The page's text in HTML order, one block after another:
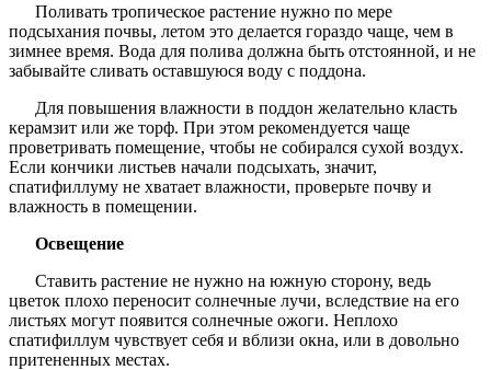
Поливать тропическое растение нужно по мере
подсыхания почвы, летом это делается гораздо чаще, чем в
зимнее время. Вода для полива должна быть отстоянной, и не
забывайте сливать оставшуюся воду с поддона.
Для повышения влажности в поддон желательно класть
керамзит или же торф. При этом рекомендуется чаще
проветривать помещение, чтобы не собирался сухой воздух.
Если кончики листьев начали подсыхать, значит,
спатифиллуму не хватает влажности, проверьте почву и
влажность в помещении.
Освещение
Ставить растение не нужно на южную сторону, ведь
цветок плохо переносит солнечные лучи, вследствие на его
листьях могут появится солнечные ожоги. Неплохо
спатифиллум чувствует себя и вблизи окна, или в довольно
притененных местах.